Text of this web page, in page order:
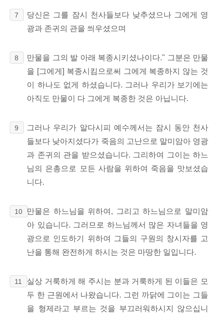
7
당신은 그를 잠시 천사들보다 낮추셨으나 그에게 영
광과 존귀의 관을 씌우셨으며
8
만물을 그의 발 아래 복종시키셨나이다." 그분은 만물
을 [그에게] 복종시킴으로써 그에게 복종하지 않는 것
이 하나도 없게 하셨습니다. 그러나 우리가 보기에는
아직도 만물이 다 그에게 복종한 것은 아닙니다.
9
그러나 우리가 알다시피 예수께서는 잠시 동안 천사
들보다 낮아지셨다가 죽음의 고난으로 말미암아 영광
과 존귀의 관을 받으셨습니다. 그리하여 그이는 하느
님의 은총으로 모든 사람을 위하여 죽음을 맛보셨습
니다.
10
만물은 하느님을 위하여, 그리고 하느님으로 말미암
아 있습니다. 그러므로 하느님께서 많은 자녀들을 영
광으로 인도하기 위하여 그들의 구원의 창시자를 고
난을 통해 완전하게 하시는 것은 마땅한 일입니다.
11
실상 거룩하게 해 주시는 분과 거룩하게 된 이들은 모
두 한 근원에서 나왔습니다. 그런 까닭에 그이는 그들
을 형제라고 부르는 것을 부끄러워하시지 않으십니